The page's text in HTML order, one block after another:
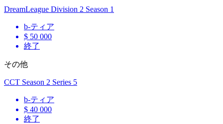
DreamLeague Division 2 Season 1
b-ティア
$ 50 000
終了
その他
CCT Season 2 Series 5
b-ティア
$ 40 000
終了